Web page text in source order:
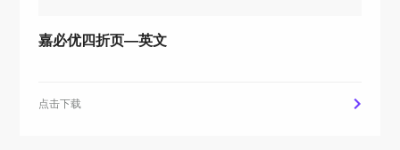
嘉必优四折页—英文
点击下载